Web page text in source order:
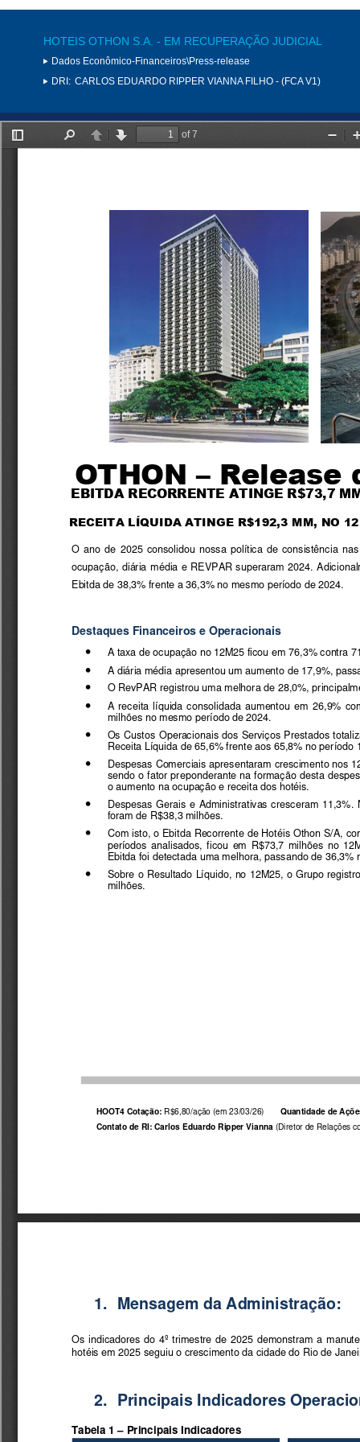
HOTEIS OTHON S.A. - EM RECUPERAÇÃO JUDICIAL
Dados Econômico-Financeiros\Press-release
DRI: CARLOS EDUARDO RIPPER VIANNA FILHO - (FCA V1)